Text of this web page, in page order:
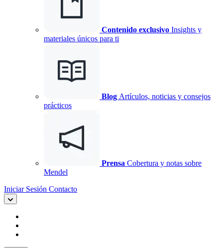
Contenido exclusivo Insights y
materiales únicos para ti
Blog Artículos, noticias y consejos
prácticos
Prensa Cobertura y notas sobre
Mendel
Iniciar Sesión Contacto